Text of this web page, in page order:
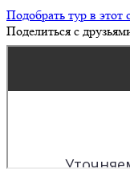
Подобрать тур в этот
Поделиться с